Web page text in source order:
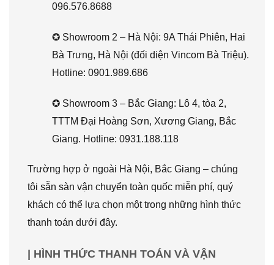
096.576.8688
✪ Showroom 2 – Hà Nội: 9A Thái Phiên, Hai
Bà Trưng, Hà Nội (đối diện Vincom Bà Triệu).
Hotline: 0901.989.686
✪ Showroom 3 – Bắc Giang: Lô 4, tòa 2,
TTTM Đại Hoàng Sơn, Xương Giang, Bắc
Giang. Hotline: 0931.188.118
Trường hợp ở ngoài Hà Nội, Bắc Giang – chúng
tôi sẵn sàn vận chuyển toàn quốc miễn phí, quý
khách có thể lựa chọn một trong những hình thức
thanh toán dưới đây.
| HÌNH THỨC THANH TOÁN VÀ VẬN